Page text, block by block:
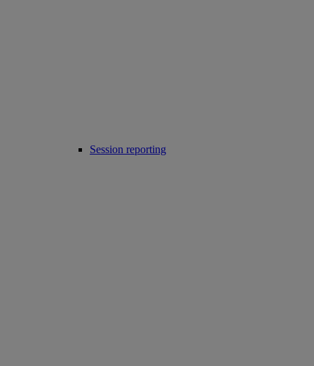
Session reporting